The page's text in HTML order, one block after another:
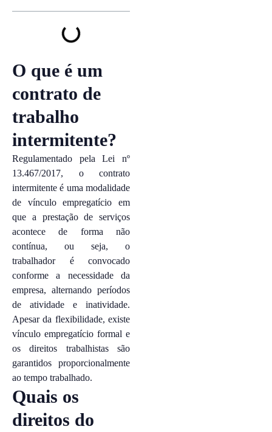
O que é um
contrato de
trabalho
intermitente?
Regulamentado pela Lei nº
13.467/2017, o contrato
intermitente é uma modalidade
de vínculo empregatício em
que a prestação de serviços
acontece de forma não
contínua, ou seja, o
trabalhador é convocado
conforme a necessidade da
empresa, alternando períodos
de atividade e inatividade.
Apesar da flexibilidade, existe
vínculo empregatício formal e
os direitos trabalhistas são
garantidos proporcionalmente
ao tempo trabalhado.
Quais os
direitos do